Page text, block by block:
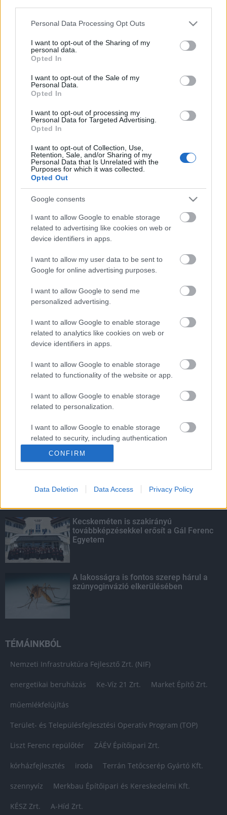
Please note that this website/app uses one or more Google
not limited to your visit or usage behaviour. You may click to
grant or deny consent to Google and its third-party tags to
use your data for below specified purposes in below Google
consent section.
Personal Data Processing Opt Outs
I want to opt-out of the Sharing of my
personal data.
Opted In
I want to opt-out of the Sale of my
Personal Data.
Opted In
I want to opt-out of processing my
Personal Data for Targeted Advertising.
Opted In
I want to opt-out of Collection, Use,
Retention, Sale, and/or Sharing of my
Personal Data that Is Unrelated with the
Purposes for which it was collected.
Opted Out
Google consents
I want to allow Google to enable storage
related to advertising like cookies on web or
device identifiers in apps.
I want to allow my user data to be sent to
Google for online advertising purposes.
I want to allow Google to send me
personalized advertising.
I want to allow Google to enable storage
related to analytics like cookies on web or
device identifiers in apps.
I want to allow Google to enable storage
related to functionality of the website or app.
I want to allow Google to enable storage
related to personalization.
I want to allow Google to enable storage
related to security, including authentication
CONFIRM
Data Deletion Data Access Privacy Policy
Paks II.: Mit jelent az 5. blokk új
árnyékában?
másodfokúra csökken a riasztás
HIRDETÉS
Paks II.: Mit jelent az 5. blokk új
mérföldköve a felülvizsgálat
árnyékában?
Fontos a postaládákba költöző
széncinegék védelme
Amire többmillióan vártunk: szombattól
másodfokúra csökken a riasztás
KIEMELT
Megérkezett az eső a Duna
Kecskeméten is szakirányú
továbbképzésekkel erősít a Gál Ferenc
Egyetem
A lakosságra is fontos szerep hárul a
szúnyoginvázió elkerülésében
TÉMÁINKBÓL
Nemzeti Infrastruktúra Fejlesztő Zrt. (NIF)
energetikai beruházás Ke-Víz 21 Zrt. Market Építő Zrt.
műemlékfelújítás
Terület- és Településfejlesztési Operatív Program (TOP)
Liszt Ferenc repülőtér ZÁÉV Építőipari Zrt.
kórházfejlesztés iroda Terrán Tetőcserép Gyártó Kft.
szennyvíz Merkbau Építőipari és Kereskedelmi Kft.
KÉSZ Zrt. A-Híd Zrt.